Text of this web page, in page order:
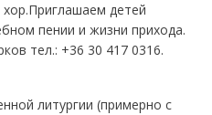
детей
пении и жизни прихода.
тел.: +36 30 417 0316.
литургии (примерно с